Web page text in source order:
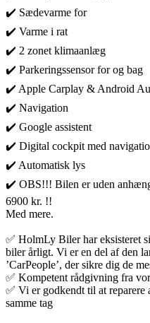
✔️ Sædevarme for
✔️ Varme i rat
✔️ 2 zonet klimaanlæg
✔️ Parkeringssensor for og bag
✔️ Apple Carplay & Android
✔️ Navigation
✔️ Google assistent
✔️ Digital cockpit med
✔️ Automatisk lys
✔️ OBS!!! Bilen er uden
6900 kr. !!
Med mere.
✅ HolmLy Biler har eksisteret
biler årligt. Vi er en del af den
’CarPeople’, der sikre dig de
✅ Kompetent rådgivning fra
✅ Vi er godkendt til at
samme tag